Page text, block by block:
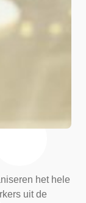
het hele
uit de